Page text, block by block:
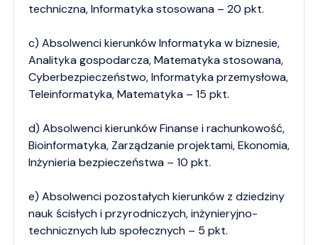
techniczna, Informatyka stosowana – 20 pkt.
c) Absolwenci kierunków Informatyka w biznesie,
Analityka gospodarcza, Matematyka stosowana,
Cyberbezpieczeństwo, Informatyka przemysłowa,
Teleinformatyka, Matematyka – 15 pkt.
d) Absolwenci kierunków Finanse i rachunkowość,
Bioinformatyka, Zarządzanie projektami, Ekonomia,
Inżynieria bezpieczeństwa – 10 pkt.
e) Absolwenci pozostałych kierunków z dziedziny
nauk ścisłych i przyrodniczych, inżynieryjno-
technicznych lub społecznych – 5 pkt.